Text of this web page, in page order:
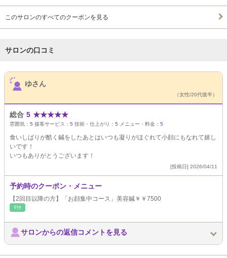
このサロンのすべてのクーポンを見る
サロンの口コミ
サロンPick Up
ゆさん
（女性/20代後半）
総合 5 ★★★★★
雰囲気： 5 接客サービス： 5 技術・仕上がり： 5 メニュー・料金： 5
食いしばりが酷く鍼をしたあとはいつも凝りがほぐれて小顔にもなれて嬉し
いです！
いつもありがとうございます！
[投稿日] 2026/04/11
予約時のクーポン・メニュー
【2回目以降の方】「お顔集中コース」美容鍼￥￥7500
ﾘﾗｸ
サロンからの返信コメントを見る